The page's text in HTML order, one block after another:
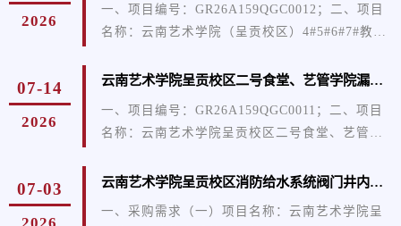
573244.70元5.最高限价：573244....
应文件。一、项目基本情况1.项目编号：
GR26A159QGC00182.项目名称：云南艺术学院
争性磋商4.预算金额：181488.57元5.最高限价：
181488.57元6.采购需求：序号标的名称数量计量
单位简要技术需求或服务要求1云南艺术学院呈贡
学院呈贡校区一号门值班室室内修缮，...
2026
一、项目编号：GR26A159QGC0012；二、项目
名称：云南艺术学院（呈贡校区）4#5#6#7#教学
交供应商：昆明市广厦建设有限公司；成交供应
经开区阿拉街道办事处顺通社区玉缘路世纪浩鸿
商业广场4栋2005室；预算金额：525040.01元；
元；施工工期：合同签订后90日历天，具体开工
时间以甲方通知为准；项目地点：...
07-14
2026
云南艺术学院呈贡校区二号食堂、艺管学院漏水专项维修项目 成交结果公告
一、项目编号：GR26A159QGC0011；二、项目
名称：云南艺术学院呈贡校区二号食堂、艺管学
商：云南龙猴建设工程有限公司；成交供应商地
07-03 云南艺术学院呈贡校区消防给水系统阀门井内蝶阀、井盖等更换采购项目询价公告
一、采购需求（一）项目名称：云南艺术学院呈